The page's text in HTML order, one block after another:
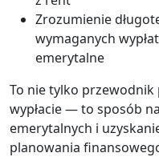
Zrozumienie
wymaganych
emerytalne
To nie tylko
wypłacie — to sposób
emerytalnych i
planowania